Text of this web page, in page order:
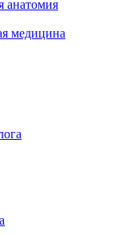
анатомия
медицина